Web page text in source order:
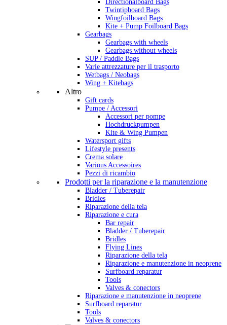
Directionalboard Bags
Twintipboard Bags
Wingfoilboard Bags
Kite + Pump Foilboard Bags
Gearbags
Gearbags with wheels
Gearbags without wheels
SUP / Paddle Bags
Varie attrezzature per il trasporto
Wetbags / Neobags
Wing + Kitebags
Altro
Gift cards
Pumpe / Accessori
Accessori per pompe
Hochdruckpumpen
Kite & Wing Pumpen
Watersport gifts
Lifestyle presents
Crema solare
Various Accessoires
Pezzi di ricambio
Prodotti per la riparazione e la manutenzione
Bladder / Tuberepair
Bridles
Riparazione della tela
Riparazione e cura
Bar repair
Bladder / Tuberepair
Bridles
Flying Lines
Riparazione della tela
Riparazione e manutenzione in neoprene
Surfboard reparatur
Tools
Valves & conectors
Riparazione e manutenzione in neoprene
Surfboard reparatur
Tools
Valves & conectors